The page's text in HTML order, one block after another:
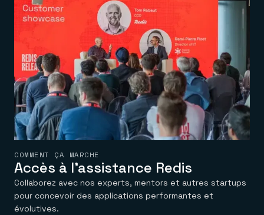
COMMENT ÇA MARCHE
Accès à l’assistance Redis
Collaborez avec nos experts, mentors et autres startups
pour concevoir des applications performantes et
évolutives.